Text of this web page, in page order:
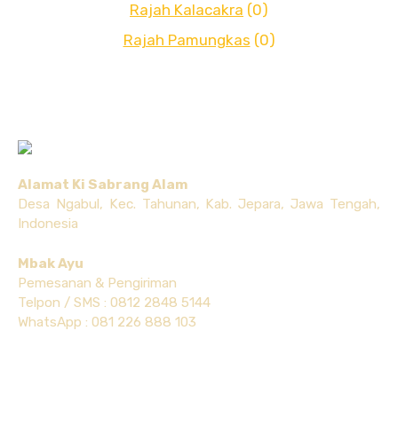
Rajah Kalacakra (0)
Rajah Pamungkas (0)
Alamat Ki Sabrang Alam
Desa Ngabul, Kec. Tahunan, Kab. Jepara, Jawa Tengah,
Indonesia
Mbak Ayu
Pemesanan & Pengiriman
Telpon / SMS : 0812 2848 5144
WhatsApp : 081 226 888 103